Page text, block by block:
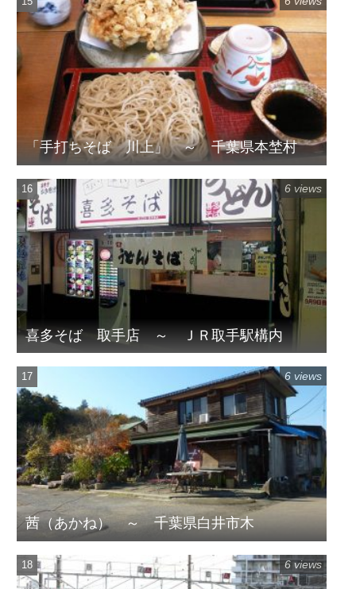
「手打ちそば 川上」 ～ 千葉県本埜村
喜多そば 取手店 ～ ＪＲ取手駅構内
6 views
茜（あかね） ～ 千葉県白井市木
6 views
6 views